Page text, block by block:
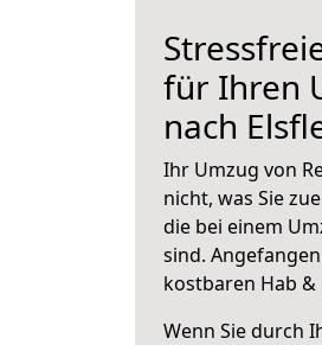
für Ihren
nach
Ihr Umzug von
nicht, was Sie
die bei einem
sind.
kostbaren Hab &
Wenn Sie durch